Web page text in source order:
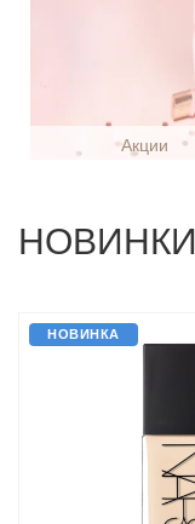
Акции
НОВИНКИ
НОВИНКА